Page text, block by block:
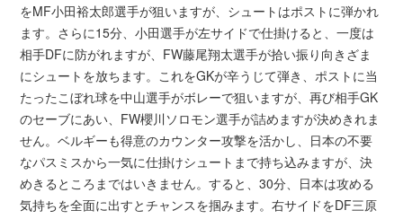
をMF小田裕太郎選手が狙いますが、シュートはポストに弾かれ
ます。さらに15分、小田選手が左サイドで仕掛けると、一度は
相手DFに防がれますが、FW藤尾翔太選手が拾い振り向きざま
にシュートを放ちます。これをGKが辛うじて弾き、ポストに当
たったこぼれ球を中山選手がボレーで狙いますが、再び相手GK
のセーブにあい、FW櫻川ソロモン選手が詰めますが決めきれま
せん。ベルギーも得意のカウンター攻撃を活かし、日本の不要
なパスミスから一気に仕掛けシュートまで持ち込みますが、決
めきるところまではいきません。すると、30分、日本は攻める
気持ちを全面に出すとチャンスを掴みます。右サイドをDF三原